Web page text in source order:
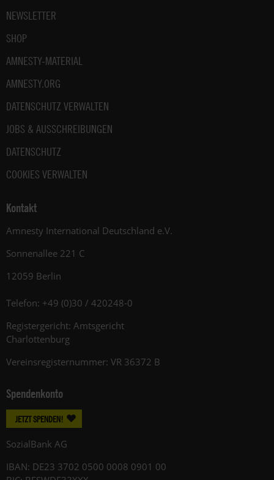
NEWSLETTER
SHOP
AMNESTY-MATERIAL
AMNESTY.ORG
DATENSCHUTZ VERWALTEN
JOBS & AUSSCHREIBUNGEN
DATENSCHUTZ
COOKIES VERWALTEN
Kontakt
Amnesty International Deutschland e.V.
Sonnenallee 221 C
12059 Berlin
Telefon: +49 (0)30 / 420248-0
Registergericht: Amtsgericht
Charlottenburg
Vereinsregisternummer: VR 36372 B
Spendenkonto
JETZT SPENDEN!
SozialBank AG
IBAN: DE23 3702 0500 0008 0901 00